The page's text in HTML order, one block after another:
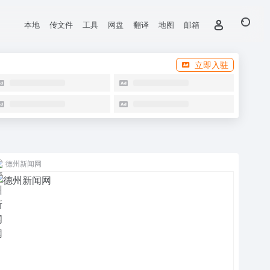
本地 传文件 工具 网盘 翻译 地图 邮箱
立即入驻
德州新闻网